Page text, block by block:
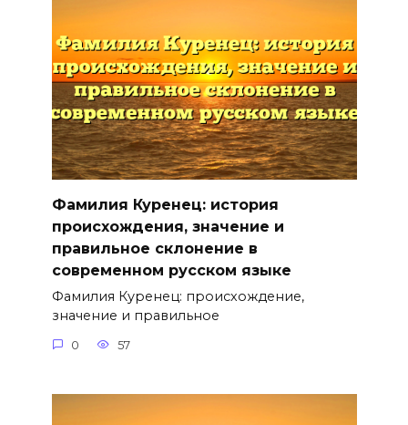
Фамилия Куренец: история
происхождения, значение и
правильное склонение в
современном русском языке
Фамилия Куренец: происхождение,
значение и правильное
0 57